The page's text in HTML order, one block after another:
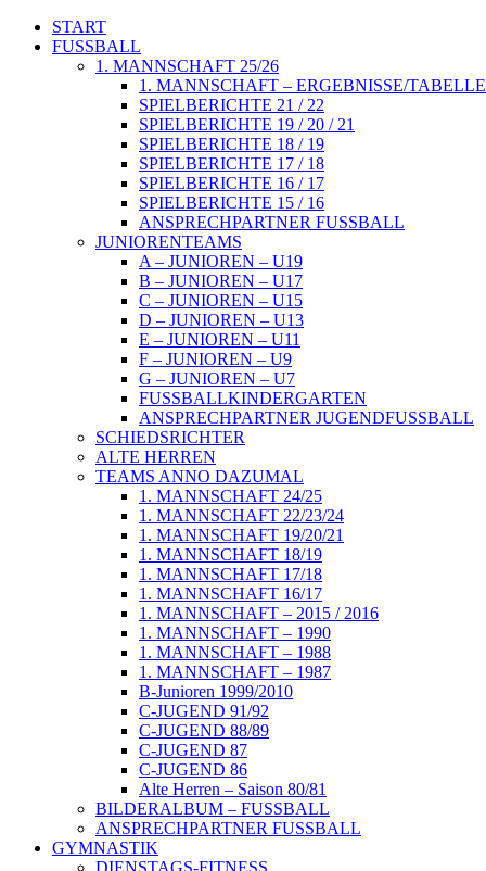
START
FUSSBALL
1. MANNSCHAFT 25/26
1. MANNSCHAFT – ERGEBNISSE/TABELLE
SPIELBERICHTE 21 / 22
SPIELBERICHTE 19 / 20 / 21
SPIELBERICHTE 18 / 19
SPIELBERICHTE 17 / 18
SPIELBERICHTE 16 / 17
SPIELBERICHTE 15 / 16
ANSPRECHPARTNER FUSSBALL
JUNIORENTEAMS
A – JUNIOREN – U19
B – JUNIOREN – U17
C – JUNIOREN – U15
D – JUNIOREN – U13
E – JUNIOREN – U11
F – JUNIOREN – U9
G – JUNIOREN – U7
FUSSBALLKINDERGARTEN
ANSPRECHPARTNER JUGENDFUSSBALL
SCHIEDSRICHTER
ALTE HERREN
TEAMS ANNO DAZUMAL
1. MANNSCHAFT 24/25
1. MANNSCHAFT 22/23/24
1. MANNSCHAFT 19/20/21
1. MANNSCHAFT 18/19
1. MANNSCHAFT 17/18
1. MANNSCHAFT 16/17
1. MANNSCHAFT – 2015 / 2016
1. MANNSCHAFT – 1990
1. MANNSCHAFT – 1988
1. MANNSCHAFT – 1987
B-Junioren 1999/2010
C-JUGEND 91/92
C-JUGEND 88/89
C-JUGEND 87
C-JUGEND 86
Alte Herren – Saison 80/81
BILDERALBUM – FUSSBALL
ANSPRECHPARTNER FUSSBALL
GYMNASTIK
DIENSTAGS-FITNESS